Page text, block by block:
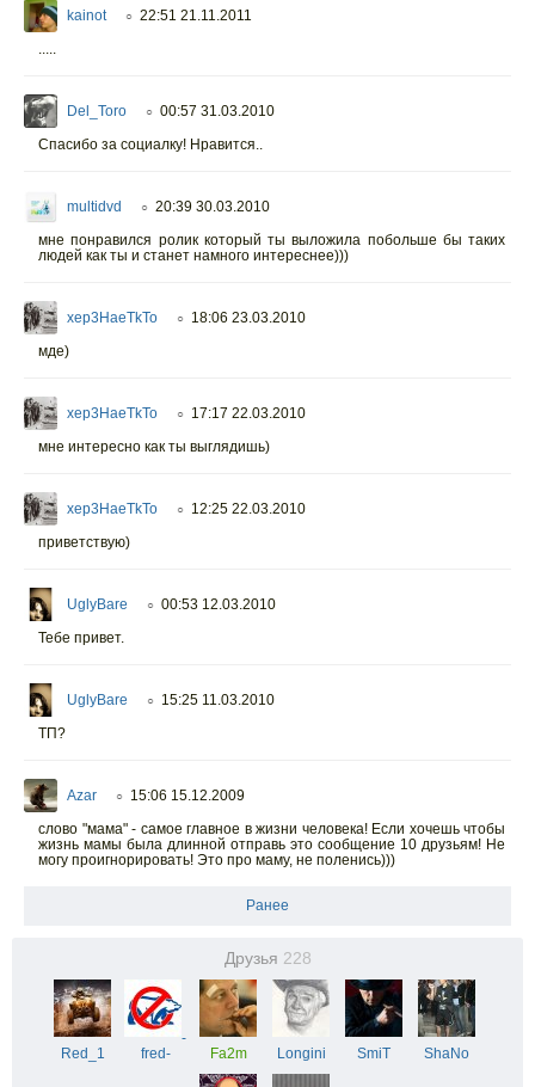
kainot ○ 22:51 21.11.2011
.....
Del_Toro ○ 00:57 31.03.2010
Спасибо за социалку! Нравится..
multidvd ○ 20:39 30.03.2010
мне понравился ролик который ты выложила побольше бы таких
людей как ты и станет намного интереснее)))
xep3HaeTkTo ○ 18:06 23.03.2010
мде)
xep3HaeTkTo ○ 17:17 22.03.2010
мне интересно как ты выглядишь)
xep3HaeTkTo ○ 12:25 22.03.2010
приветствую)
UglyBare ○ 00:53 12.03.2010
Тебе привет.
UglyBare ○ 15:25 11.03.2010
ТП?
Azar ○ 15:06 15.12.2009
слово "мама" - самое главное в жизни человека! Если хочешь чтобы
жизнь мамы была длинной отправь это сообщение 10 друзьям! Не
могу проигнорировать! Это про маму, не поленись)))
Ранее
Друзья 228
Red_1
-
fred-
Fa2m Longini SmiT ShaNo